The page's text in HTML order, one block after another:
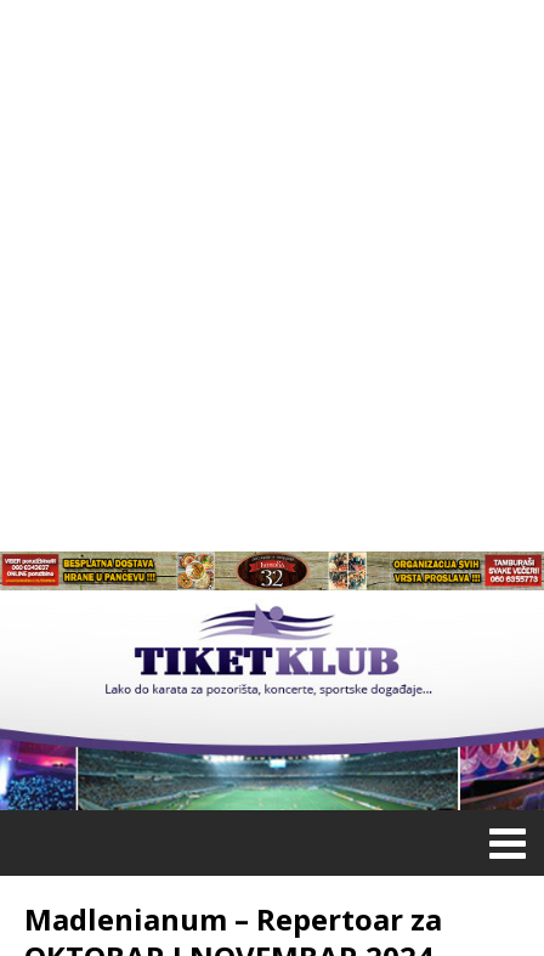
Madlenianum – Repertoar za